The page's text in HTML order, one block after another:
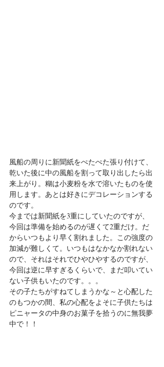
風船の周りに新聞紙をぺたぺた張り付けて、
乾いた後に中の風船を割って取り出したら出
来上がり。糊は小麦粉を水で溶いたものを使
用します。あとは好きにデコレーションする
のです。
今までは新聞紙を3重にしていたのですが、
今回は準備を始めるのが遅くて2重だけ。だ
からいつもより早く割れました。この強度の
加減が難しくて。いつもはなかなか割れない
ので、それはそれでひやひやするのですが、
今回は逆に早すぎるくらいで、まだ叩いてい
ない子供もいたのです。。。
その子たちがすねてしまうかな～と心配した
のもつかの間、私の心配をよそに子供たちは
ピニャータの中身のお菓子を拾うのに無我夢
中で！！